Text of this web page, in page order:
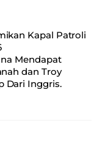
Kapal Patroli
Mendapat
dan Troy
Dari Inggris.